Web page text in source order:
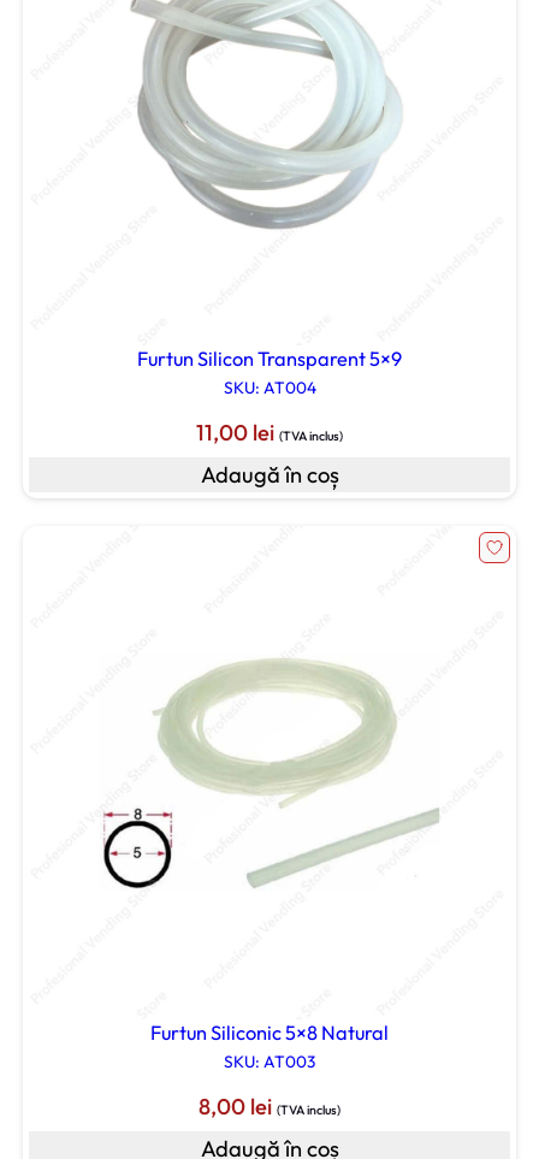
Furtun Silicon Transparent 5×9
SKU: AT004
11,00 lei (TVA inclus)
Adaugă în coș
Furtun Siliconic 5×8 Natural
SKU: AT003
8,00 lei (TVA inclus)
Adaugă în coș